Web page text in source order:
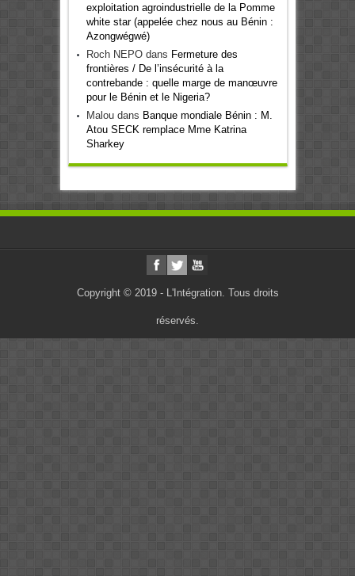
exploitation agroindustrielle de la Pomme
white star (appelée chez nous au Bénin :
Azongwégwé)
Roch NEPOdans Fermeture des
frontières / De l’insécurité à la
contrebande : quelle marge de manœuvre
pour le Bénin et le Nigeria?
Maloudans Banque mondiale Bénin : M.
Atou SECK remplace Mme Katrina
Sharkey
Copyright © 2019 - L'Intégration. Tous droits
réservés.